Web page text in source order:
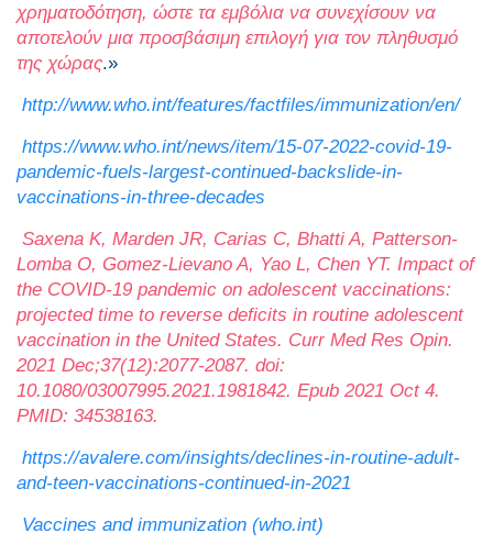
χρηματοδότηση, ώστε τα εμβόλια να συνεχίσουν να
αποτελούν μια προσβάσιμη επιλογή για τον πληθυσμό
της χώρας.»
http://www.who.int/features/factfiles/immunization/en/
https://www.who.int/news/item/15-07-2022-covid-19-
pandemic-fuels-largest-continued-backslide-in-
vaccinations-in-three-decades
Saxena K, Marden JR, Carias C, Bhatti A, Patterson-
Lomba O, Gomez-Lievano A, Yao L, Chen YT. Impact of
the COVID-19 pandemic on adolescent vaccinations:
projected time to reverse deficits in routine adolescent
vaccination in the United States. Curr Med Res Opin.
2021 Dec;37(12):2077-2087. doi:
10.1080/03007995.2021.1981842. Epub 2021 Oct 4.
PMID: 34538163.
https://avalere.com/insights/declines-in-routine-adult-
and-teen-vaccinations-continued-in-2021
Vaccines and immunization (who.int)